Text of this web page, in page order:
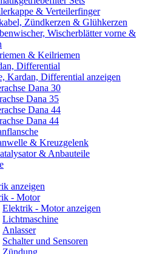
& Verteilerfinger
Zündkerzen & Glühkerzen
Wischerblätter vorne &
& Keilriemen
Differential
Kardan, Differential anzeigen
Dana 30
Dana 35
Dana 44
Dana 44
& Kreuzgelenk
& Anbauteile
anzeigen
- Motor
Elektrik - Motor anzeigen
Lichtmaschine
Anlasser
Schalter und Sensoren
Zündung